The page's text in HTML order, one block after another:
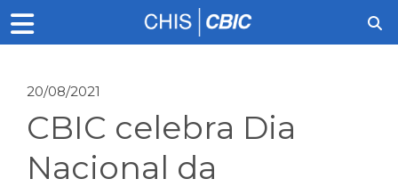
20/08/2021
CBIC celebra Dia
Nacional da